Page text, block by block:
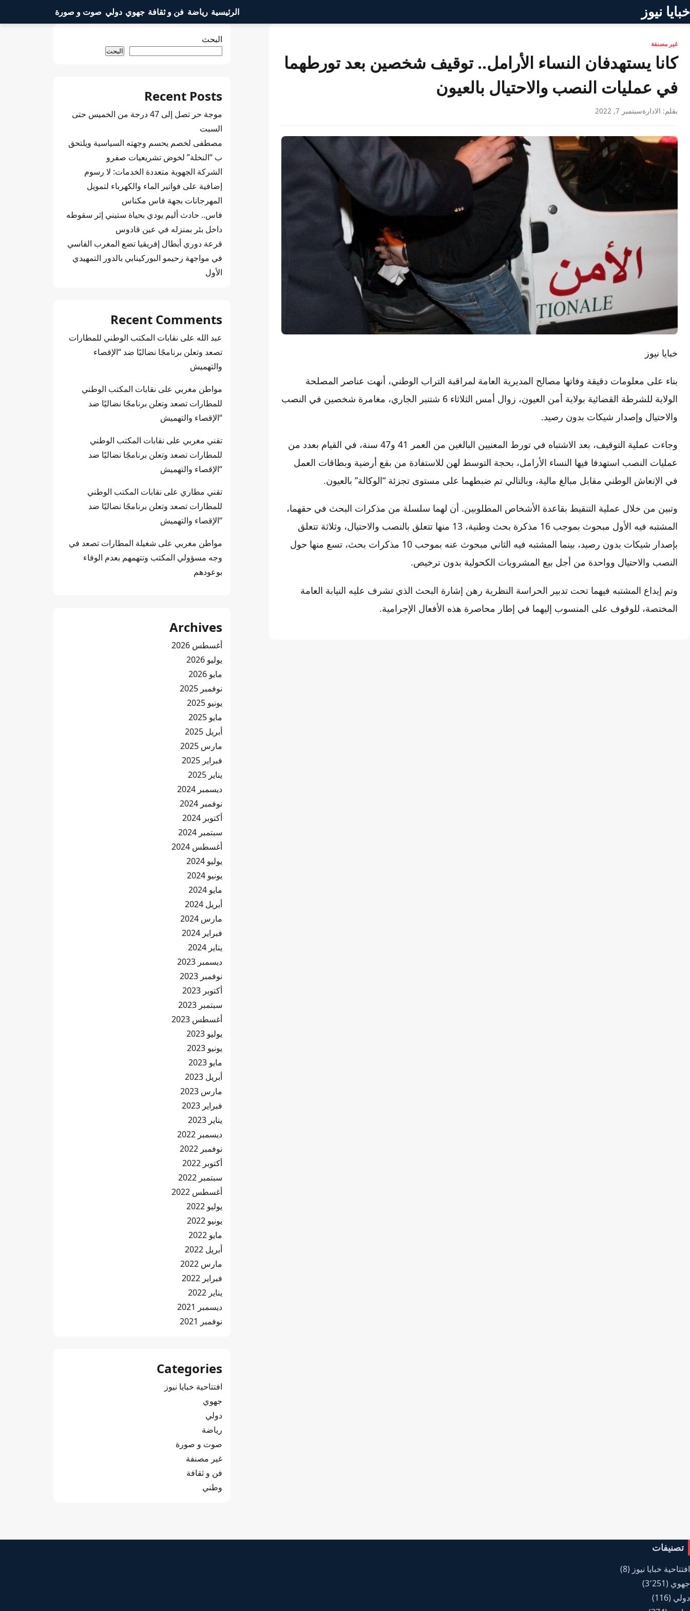
خبايا نيوز الرئيسية رياضة فن و ثقافة جهوي دولي صوت و صورة
غير مصنفة
كانا يستهدفان النساء الأرامل.. توقيف شخصين بعد تورطهما
في عمليات النصب والاحتيال بالعيون
بقلم: الادارةسبتمبر 7, 2022
خبايا نيوز
بناء على معلومات دقيقة وفاتها مصالح المديرية العامة لمراقبة التراب الوطني، أنهت عناصر المصلحة
الولاية للشرطة القضائية بولاية أمن العيون، زوال أمس الثلاثاء 6 شتنبر الجاري، مغامرة شخصين في النصب
والاحتيال وإصدار شيكات بدون رصيد.
وجاءت عملية التوقيف، بعد الاشتباه في تورط المعنيين البالغين من العمر 41 و47 سنة، في القيام بعدد من
عمليات النصب استهدفا فيها النساء الأرامل، بحجة التوسط لهن للاستفادة من بقع أرضية وبطاقات العمل
في الإنعاش الوطني مقابل مبالغ مالية، وبالتالي تم ضبطهما على مستوى تجزئة “الوكالة” بالعيون.
وتبين من خلال عملية التنقيط بقاعدة الأشخاص المطلوبين. أن لهما سلسلة من مذكرات البحث في حقهما،
المشتبه فيه الأول مبحوث بموجب 16 مذكرة بحث وطنية، 13 منها تتعلق بالنصب والاحتيال، وثلاثة تتعلق
بإصدار شيكات بدون رصيد، بينما المشتبه فيه الثاني مبحوث عنه بموحب 10 مذكرات بحث، تسع منها حول
النصب والاحتيال وواحدة من أجل بيع المشروبات الكحولية بدون ترخيص.
وتم إيداع المشتبه فيهما تحت تدبير الحراسة النظرية رهن إشارة البحث الذي تشرف عليه النيابة العامة
المختصة، للوقوف على المنسوب إليهما في إطار محاصرة هذه الأفعال الإجرامية.
البحث
البحث
Recent Posts
موجة حر تصل إلى 47 درجة من الخميس حتى
السبت
مصطفى لخصم يحسم وجهته السياسية ويلتحق
ب “النخلة” لخوض تشريعيات صفرو
الشركة الجهوية متعددة الخدمات: لا رسوم
إضافية على فواتير الماء والكهرباء لتمويل
المهرجانات بجهة فاس مكناس
فاس.. حادث أليم يودي بحياة ستيني إثر سقوطه
داخل بئر بمنزله في عين قادوس
قرعة دوري أبطال إفريقيا تضع المغرب الفاسي
في مواجهة رحيمو البوركينابي بالدور التمهيدي
الأول
Recent Comments
عبد الله على نقابات المكتب الوطني للمطارات
تصعد وتعلن برنامجًا نضاليًا ضد “الإقصاء
والتهميش
مواطن مغربي على نقابات المكتب الوطني
للمطارات تصعد وتعلن برنامجًا نضاليًا ضد
“الإقصاء والتهميش
تقني مغربي على نقابات المكتب الوطني
للمطارات تصعد وتعلن برنامجًا نضاليًا ضد
“الإقصاء والتهميش
تقني مطاري على نقابات المكتب الوطني
للمطارات تصعد وتعلن برنامجًا نضاليًا ضد
“الإقصاء والتهميش
مواطن مغربي على شغيلة المطارات تصعد في
وجه مسؤولي المكتب وتتهمهم بعدم الوفاء
بوعودهم
Archives
أغسطس 2026
يوليو 2026
مايو 2026
نوفمبر 2025
يونيو 2025
مايو 2025
أبريل 2025
مارس 2025
فبراير 2025
يناير 2025
ديسمبر 2024
نوفمبر 2024
أكتوبر 2024
سبتمبر 2024
أغسطس 2024
يوليو 2024
يونيو 2024
مايو 2024
أبريل 2024
مارس 2024
فبراير 2024
يناير 2024
ديسمبر 2023
نوفمبر 2023
أكتوبر 2023
سبتمبر 2023
أغسطس 2023
يوليو 2023
يونيو 2023
مايو 2023
أبريل 2023
مارس 2023
فبراير 2023
يناير 2023
ديسمبر 2022
نوفمبر 2022
أكتوبر 2022
سبتمبر 2022
أغسطس 2022
يوليو 2022
يونيو 2022
مايو 2022
أبريل 2022
مارس 2022
فبراير 2022
يناير 2022
ديسمبر 2021
نوفمبر 2021
Categories
افتتاحية خبايا نيوز
جهوي
دولي
رياضة
صوت و صورة
غير مصنفة
فن و ثقافة
وطني
تصنيفات
افتتاحية خبايا نيوز (8)
جهوي (3٬251)
دولي (116)